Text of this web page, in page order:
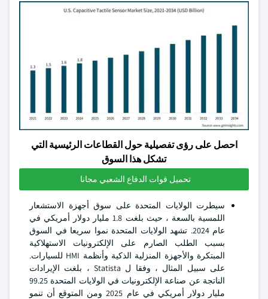
احصل على رؤى تفصيلية حول القطاعات الرئيسية التي
تشكل هذا السوق
تحميل قوات الدفاع الشعبي مجانا
سيطرت الولايات المتحدة على سوق أجهزة الاستشعار
اللمسية بالسعة ، حيث بلغت 1.8 مليار دولار أمريكي في
عام 2024. تشهد الولايات المتحدة نموا سريعا في السوق
بسبب الطلب الصارم على الإلكترونيات الاستهلاكية
المبتكرة والأجهزة المنزلية الذكية وأنظمة HMI للسيارات.
على سبيل المثال ، وفقا ل Statista ، بلغت الإيرادات
الناتجة عن صناعة الإلكترونيات في الولايات المتحدة 99.25
مليار دولار أمريكي في عام 2025 ومن المتوقع أن تنمو